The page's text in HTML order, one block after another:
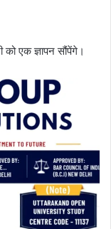
एक ज्ञापन सौंपेंगे।